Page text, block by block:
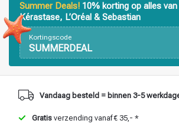
Summer Deals! 10% korting op alles van
Kérastase, L’Oréal & Sebastian
Kortingscode
SUMMERDEAL
Vandaag besteld = binnen 3-5
Gratis verzending vanaf € 35,- *